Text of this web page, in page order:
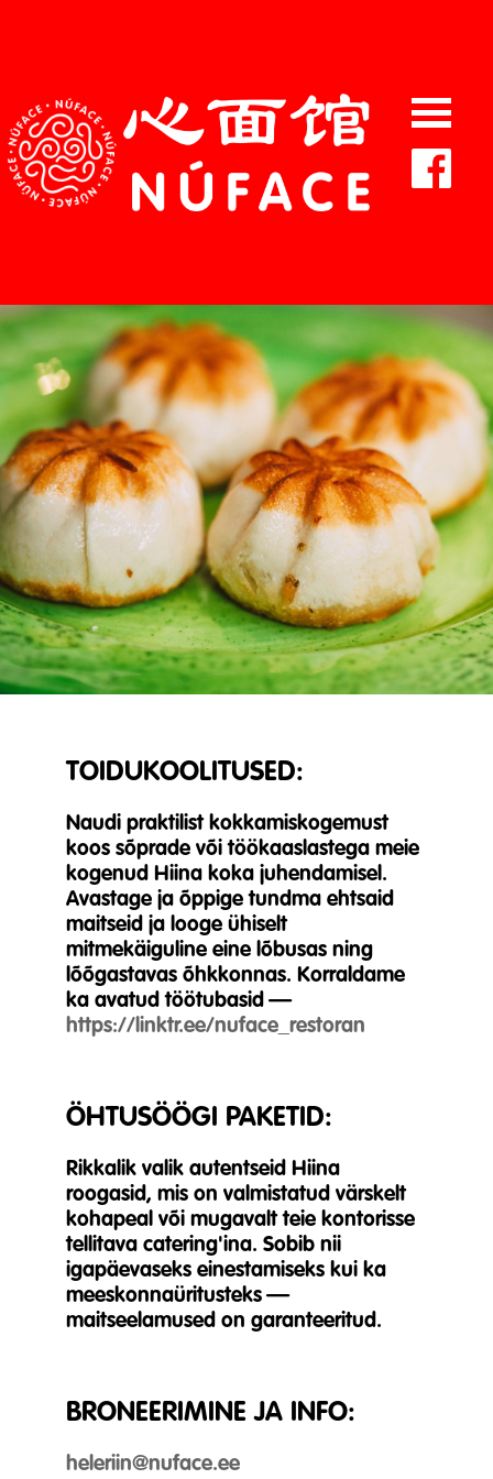
TOIDUKOOLITUSED:
Naudi praktilist kokkamiskogemust
koos sõprade või töökaaslastega meie
kogenud Hiina koka juhendamisel.
Avastage ja õppige tundma ehtsaid
maitseid ja looge ühiselt
mitmekäiguline eine lõbusas ning
lõõgastavas õhkkonnas. Korraldame
ka avatud töötubasid —
https://linktr.ee/nuface_restoran
ÖHTUSÖÖGI PAKETID:
Rikkalik valik autentseid Hiina
roogasid, mis on valmistatud värskelt
kohapeal või mugavalt teie kontorisse
tellitava catering'ina. Sobib nii
igapäevaseks einestamiseks kui ka
meeskonnaüritusteks —
maitseelamused on garanteeritud.
BRONEERIMINE JA INFO:
heleriin@nuface.ee